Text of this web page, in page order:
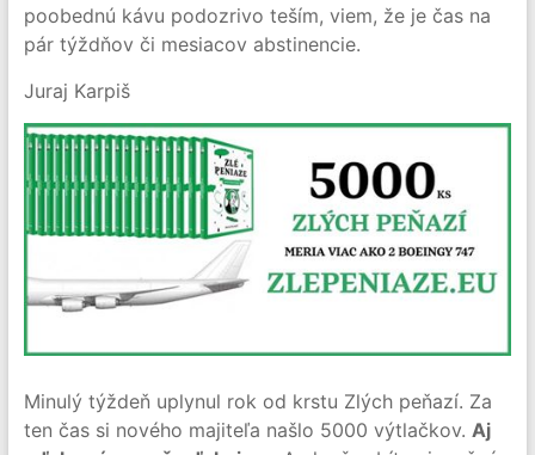
poobednú kávu podozrivo teším, viem, že je čas na
pár týždňov či mesiacov abstinencie.
Juraj Karpiš
Minulý týždeň uplynul rok od krstu Zlých peňazí. Za
ten čas si nového majiteľa našlo 5000 výtlačkov. Aj